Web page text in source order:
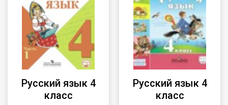
Русский язык 4
класс
Русский язык 4
класс